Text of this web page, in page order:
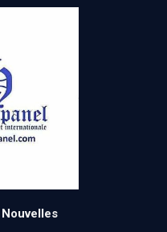
Nouvelles